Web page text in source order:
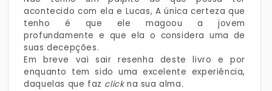
acontecido com ela e Lucas, A única certeza que
tenho é que ele magoou a jovem
profundamente e que ela o considera uma de
suas decepções.
Em breve vai sair resenha deste livro e por
enquanto tem sido uma excelente experiência,
daquelas que faz clickna sua alma.